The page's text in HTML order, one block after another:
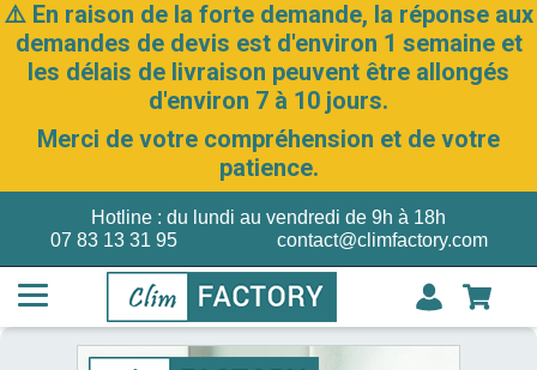
⚠️ En raison de la forte demande, la réponse aux
demandes de devis est d'environ 1 semaine et
les délais de livraison peuvent être allongés
d'environ 7 à 10 jours.
Merci de votre compréhension et de votre
patience.
07 83 13 31 95
Hotline : du lundi au vendredi de 9h à 18h
contact@climfactory.com